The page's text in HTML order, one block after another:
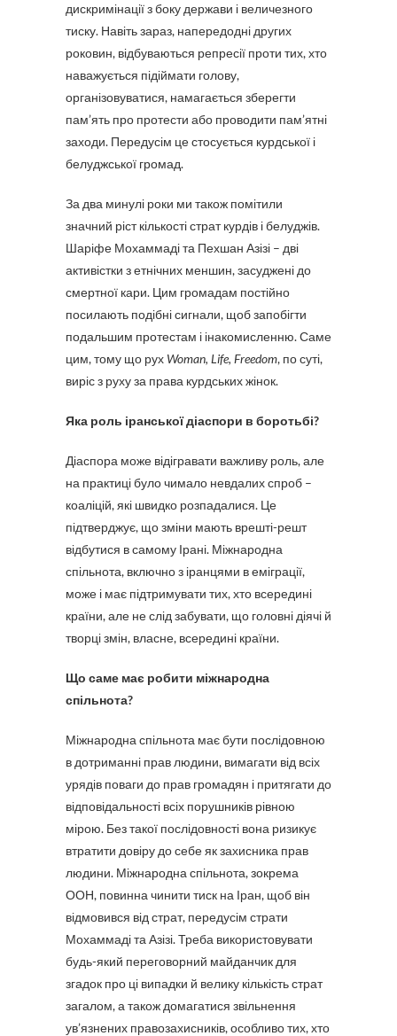
дискримінації з боку держави і величезного
тиску. Навіть зараз, напередодні других
роковин, відбуваються репресії проти тих, хто
наважується підіймати голову,
організовуватися, намагається зберегти
пам’ять про протести або проводити пам’ятні
заходи. Передусім це стосується курдської і
белуджської громад.
За два минулі роки ми також помітили
значний ріст кількості страт курдів і белуджів.
Шаріфе Мохаммаді та Пехшан Азізі – дві
активістки з етнічних меншин, засуджені до
смертної кари. Цим громадам постійно
посилають подібні сигнали, щоб запобігти
подальшим протестам і інакомисленню. Саме
цим, тому що рух Woman, Life, Freedom, по суті,
виріс з руху за права курдських жінок.
Яка роль іранської діаспори в боротьбі?
Діаспора може відігравати важливу роль, але
на практиці було чимало невдалих спроб –
коаліцій, які швидко розпадалися. Це
підтверджує, що зміни мають врешті-решт
відбутися в самому Ірані. Міжнародна
спільнота, включно з іранцями в еміграції,
може і має підтримувати тих, хто всередині
країни, але не слід забувати, що головні діячі й
творці змін, власне, всередині країни.
Що саме має робити міжнародна
спільнота?
Міжнародна спільнота має бути послідовною
в дотриманні прав людини, вимагати від всіх
урядів поваги до прав громадян і притягати до
відповідальності всіх порушників рівною
мірою. Без такої послідовності вона ризикує
втратити довіру до себе як захисника прав
людини. Міжнародна спільнота, зокрема
ООН, повинна чинити тиск на Іран, щоб він
відмовився від страт, передусім страти
Мохаммаді та Азізі. Треба використовувати
будь-який переговорний майданчик для
згадок про ці випадки й велику кількість страт
загалом, а також домагатися звільнення
ув’язнених правозахисників, особливо тих, хто